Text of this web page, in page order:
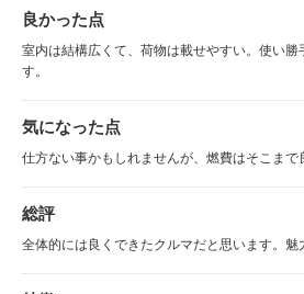
良かった点
室内は結構広くて、荷物は載せやすい。使い勝
す。
気になった点
仕方ない事かもしれませんが、燃費はそこまで
総評
全体的には良くできたクルマだと思います。魅